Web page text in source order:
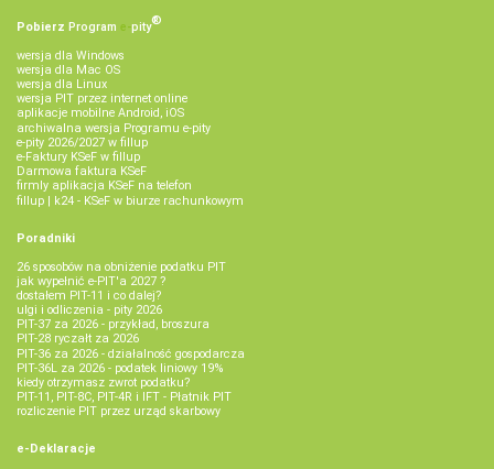
Pobierz Program e‑pity®
wersja dla Windows
wersja dla Mac OS
wersja dla Linux
wersja PIT przez internet online
aplikacje mobilne Android, iOS
archiwalna wersja Programu e-pity
e-pity 2026/2027 w fillup
e‑Faktury KSeF w fillup
Darmowa faktura KSeF
firmly aplikacja KSeF na telefon
fillup | k24 - KSeF w biurze rachunkowym
Poradniki
26 sposobów na obniżenie podatku PIT
jak wypełnić e-PIT'a 2027 ?
dostałem PIT-11 i co dalej?
ulgi i odliczenia - pity 2026
PIT-37 za 2026 - przykład, broszura
PIT-28 ryczałt za 2026
PIT-36 za 2026 - działalność gospodarcza
PIT-36L za 2026 - podatek liniowy 19%
kiedy otrzymasz zwrot podatku?
PIT-11, PIT-8C, PIT-4R i IFT - Płatnik PIT
rozliczenie PIT przez urząd skarbowy
e-Deklaracje